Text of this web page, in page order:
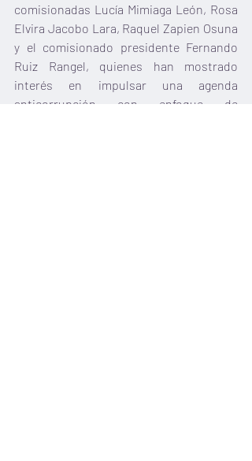
comisionadas Lucía Mimiaga León, Rosa
Elvira Jacobo Lara, Raquel Zapien Osuna
y el comisionado presidente Fernando
Ruiz Rangel, quienes han mostrado
interés en impulsar una agenda
anticorrupción con enfoque de